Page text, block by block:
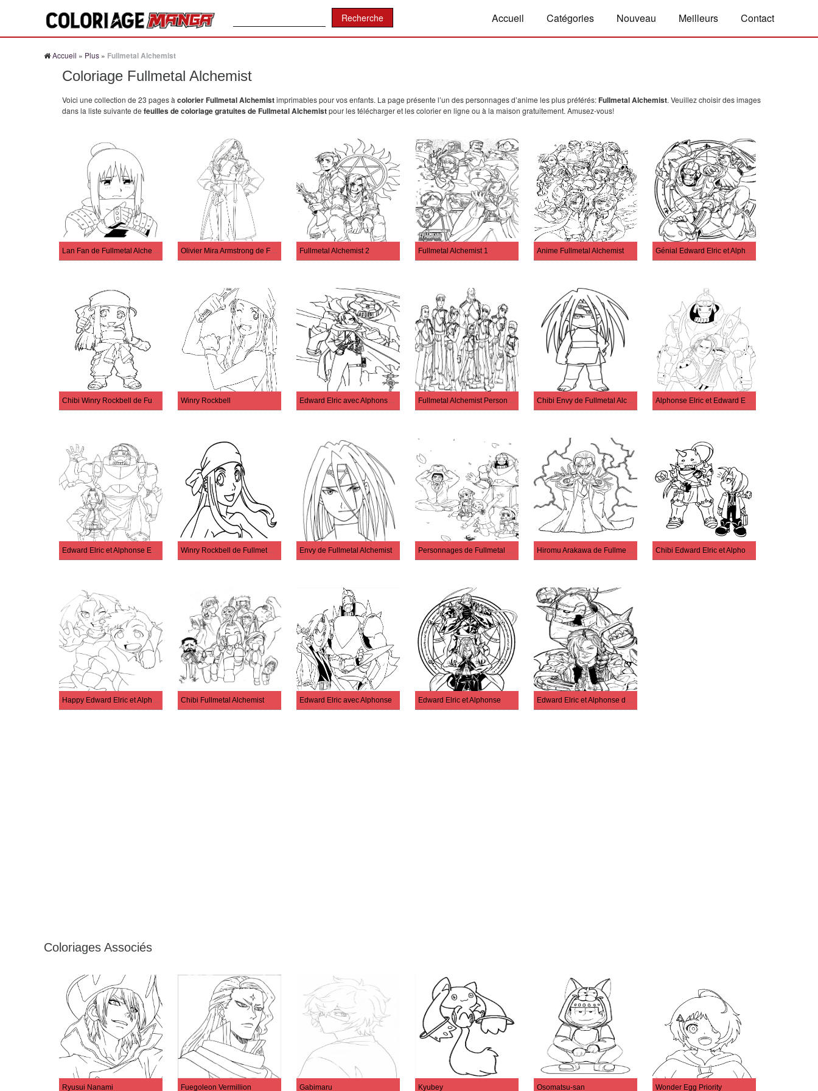
Accueil Catégories Nouveau Meilleurs Contact
Accueil » Plus » Fullmetal Alchemist
Coloriage Fullmetal Alchemist
Voici une collection de 23 pages à colorier Fullmetal Alchemistimprimables pour vos enfants. La page présente l’un des personnages d’anime les plus préférés:Fullmetal Alchemist. Veuillez choisir des images
dans la liste suivante de feuilles de coloriage gratuites de Fullmetal Alchemistpour les télécharger et les colorier en ligne ou à la maison gratuitement. Amusez-vous!
Lan Fan de Fullmetal Alchemist Olivier Mira Armstrong de Fullmetal Alchemist Fullmetal Alchemist 2 Fullmetal Alchemist 1 Anime Fullmetal Alchemist Génial Edward Elric et Alphonse Elric
Chibi Winry Rockbell de Fullmetal Alchemist Winry Rockbell Edward Elric avec Alphonse Elric Fullmetal Alchemist Personnages Chibi Envy de Fullmetal Alchemist Alphonse Elric et Edward Elric
Edward Elric et Alphonse Elric Winry Rockbell de Fullmetal Alchemist Envy de Fullmetal Alchemist Personnages de Fullmetal Alchemist Hiromu Arakawa de Fullmetal Alchemist Chibi Edward Elric et Alphonse
Happy Edward Elric et Alphonse heureuse Chibi Fullmetal Alchemist Edward Elric avec Alphonse Edward Elric et Alphonse Edward Elric et Alphonse de Fullmetal Alchemist
Coloriages Associés
Ryusui Nanami Fuegoleon Vermillion Gabimaru Kyubey Osomatsu-san Wonder Egg Priority